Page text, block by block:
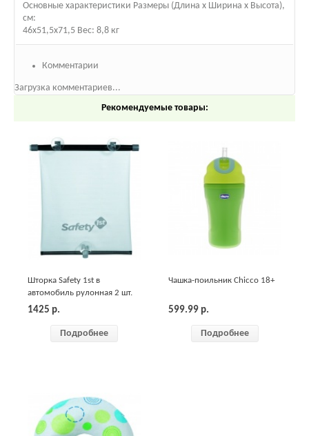
Основные характеристики Размеры (Длина х Ширина х Высота),
см:
46х51,5х71,5 Вес: 8,8 кг
Комментарии
Загрузка комментариев...
Рекомендуемые товары:
Шторка Safety 1st в
автомобиль рулонная 2 шт.
1425 р.
Подробнее
Чашка-поильник Chicco 18+
599.99 р.
Подробнее